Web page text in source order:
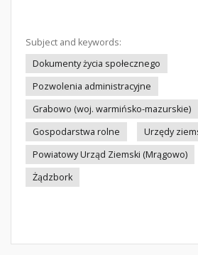
Subject and keywords:
Dokumenty życia społecznego
Pozwolenia administracyjne
Grabowo (woj. warmińsko-mazurskie)
Gospodarstwa rolne
Urzędy
Powiatowy Urząd Ziemski (Mrągowo)
Żądzbork